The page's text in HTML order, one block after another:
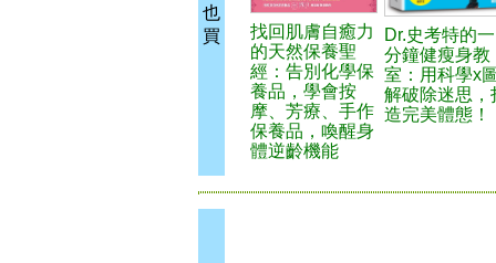
也
買
找回肌膚自癒力
的天然保養聖
經：告別化學保
養品，學會按
摩、芳療、手作
保養品，喚醒身
體逆齡機能
Dr.史考特的一
分鐘健瘦身教
室：用科學x
解破除迷思，
造完美體態！